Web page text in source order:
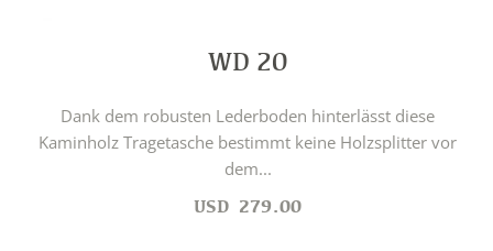
WD 20
Dank dem robusten Lederboden hinterlässt diese
Kaminholz Tragetasche bestimmt keine Holzsplitter vor
dem...
USD 279.00